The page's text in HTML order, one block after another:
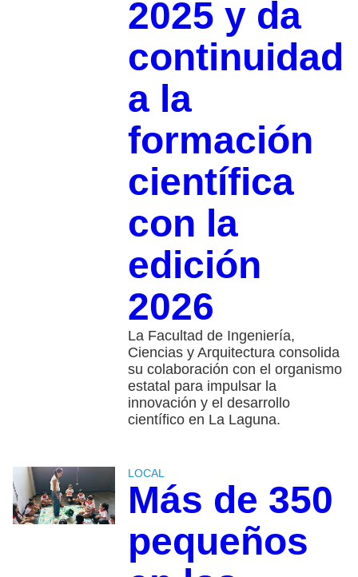
2025 y da
continuidad
a la
formación
científica
con la
edición
2026
La Facultad de Ingeniería,
Ciencias y Arquitectura consolida
su colaboración con el organismo
estatal para impulsar la
innovación y el desarrollo
científico en La Laguna.
LOCAL
Más de 350
pequeños